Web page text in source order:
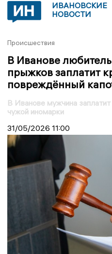
ИВАНОВСКИЕ
НОВОСТИ
Происшествия
В Иванове
прыжков заплатит
повреждённый
В Иванове мужчина
чужой иномарки
31/05/2026 11:00